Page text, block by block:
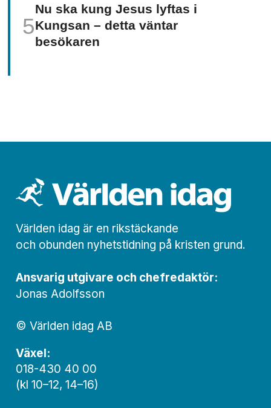
Nu ska kung Jesus lyftas i
Kungsan – detta väntar
besökaren
Världen idag är en rikstäckande
och obunden nyhets­­­tidning på kristen grund.
Ansvarig utgivare och chef­redaktör:
Jonas Adolfsson
© Världen idag AB
Växel:
018-430 40 00
(kl 10–12, 14–16)